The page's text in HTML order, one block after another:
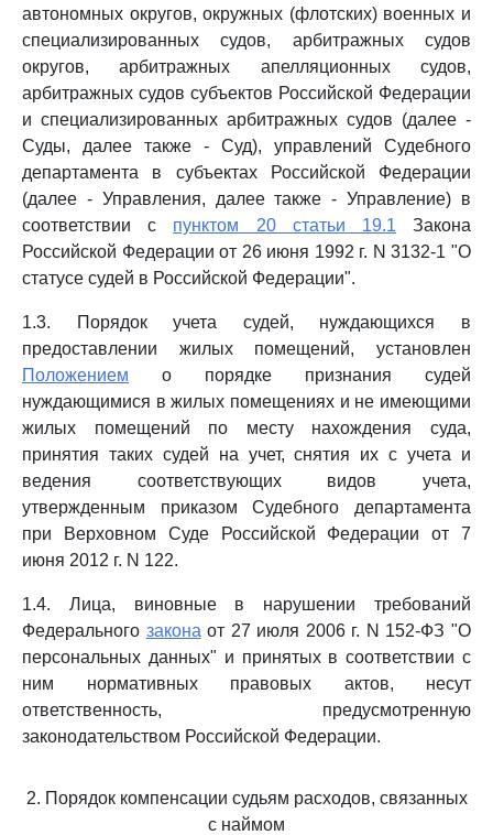
автономных округов, окружных (флотских) военных и
специализированных судов, арбитражных судов
округов, арбитражных апелляционных судов,
арбитражных судов субъектов Российской Федерации
и специализированных арбитражных судов (далее -
Суды, далее также - Суд), управлений Судебного
департамента в субъектах Российской Федерации
(далее - Управления, далее также - Управление) в
соответствии с пунктом 20 статьи 19.1 Закона
Российской Федерации от 26 июня 1992 г. N 3132-1 "О
статусе судей в Российской Федерации".
1.3. Порядок учета судей, нуждающихся в
предоставлении жилых помещений, установлен
Положением о порядке признания судей
нуждающимися в жилых помещениях и не имеющими
жилых помещений по месту нахождения суда,
принятия таких судей на учет, снятия их с учета и
ведения соответствующих видов учета,
утвержденным приказом Судебного департамента
при Верховном Суде Российской Федерации от 7
июня 2012 г. N 122.
1.4. Лица, виновные в нарушении требований
Федерального закона от 27 июля 2006 г. N 152-ФЗ "О
персональных данных" и принятых в соответствии с
ним нормативных правовых актов, несут
ответственность, предусмотренную
законодательством Российской Федерации.
2. Порядок компенсации судьям расходов, связанных
с наймом